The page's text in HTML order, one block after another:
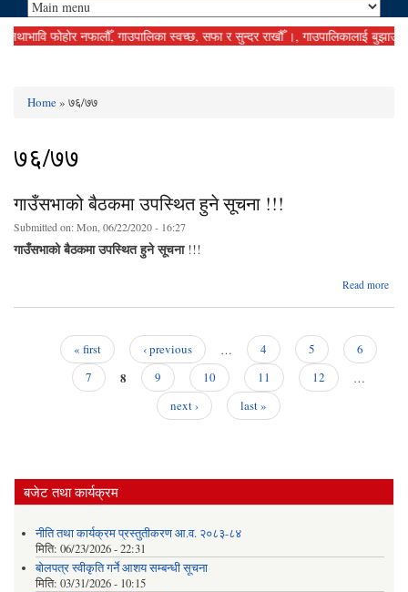
फोहोर नफालौँ, गाउपालिका स्वच्छ, सफा र सुन्दर राखौँ ।, गाउपालिकालाई बुझाउनु
You are here
Home» ७६/७७
७६/७७
गाउँसभाको बैठकमा उपस्थित हुने सूचना !!!
Submitted on:Mon, 06/22/2020 - 16:27
गाउँसभाको बैठकमा उपस्थित हुने सूचना !!!
Read more
« first ‹ previous … 4 5
6
7
8 9 10 11 12
…
next ›
last »
बजेट तथा कार्यक्रम
नीति तथा कार्यक्रम प्रस्तुतीकरण आ.व. २०८३-८४
मिति: 06/23/2026 - 22:31
बोलपत्र स्वीकृति गर्ने आशय सम्बन्धी सूचना
मिति: 03/31/2026 - 10:15